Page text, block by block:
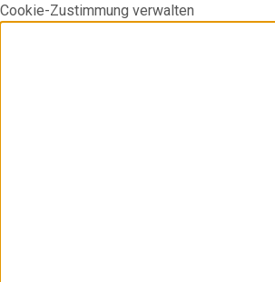
Cookie-Zustimmung verwalten